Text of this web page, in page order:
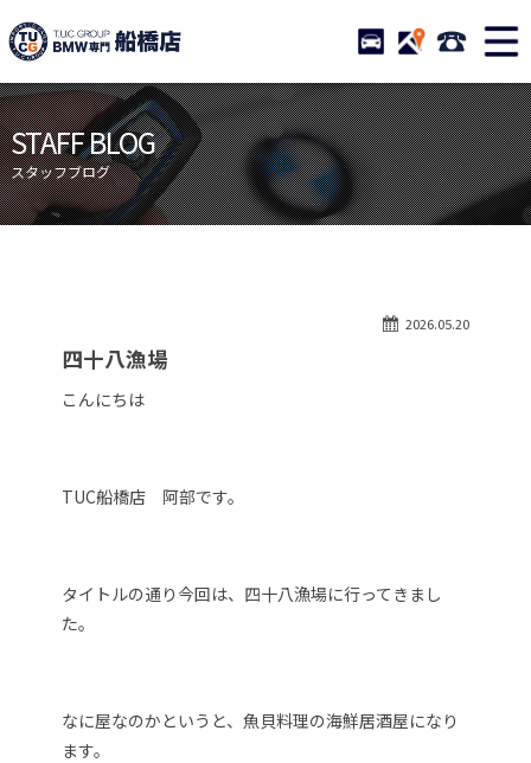
TUCグループ BMW専門 船
STOCK ACCESS 047-
ニュース
在庫リスト
目玉車両一覧
店舗紹介
保証＆サービス
アクセスマップ
自動車保険
STAFF BLOG
スタッフブログ
2026.05.20
四十八漁場
こんにちは
TUC船橋店 阿部です。
タイトルの通り今回は、四十八漁場に行ってきまし
た。
なに屋なのかというと、魚貝料理の海鮮居酒屋になり
ます。